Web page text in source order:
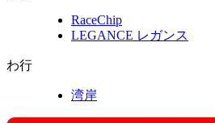
RaceChip
LEGANCE レガンス
わ行
湾岸